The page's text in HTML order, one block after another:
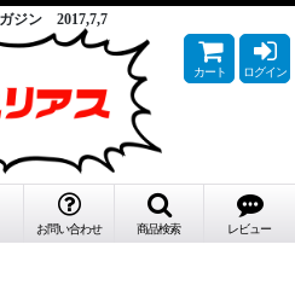
ジン 2017,7,7
カート ログイン
お問い合わせ 商品検索 レビュー